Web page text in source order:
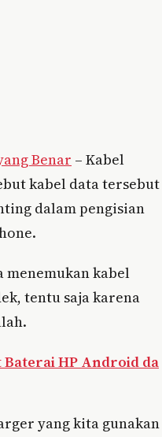
Benar – Kabel
kabel data tersebut
dalam pengisian
kabel
tentu saja karena
Baterai HP Android da
yang kita gunakan